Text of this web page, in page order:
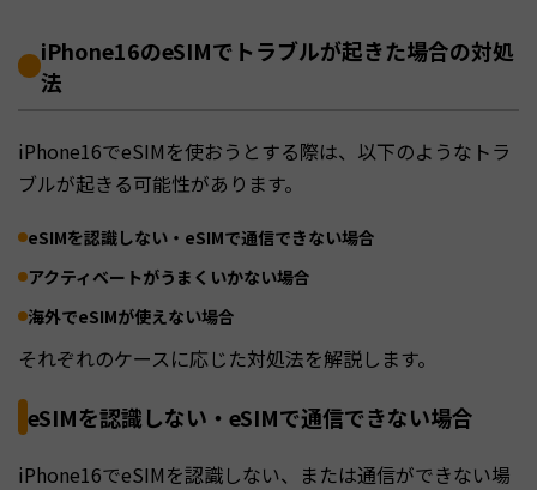
iPhone16のeSIMでトラブルが起きた場合の対処
法
iPhone16でeSIMを使おうとする際は、以下のようなトラ
ブルが起きる可能性があります。
eSIMを認識しない・eSIMで通信できない場合
アクティベートがうまくいかない場合
海外でeSIMが使えない場合
それぞれのケースに応じた対処法を解説します。
eSIMを認識しない・eSIMで通信できない場合
iPhone16でeSIMを認識しない、または通信ができない場